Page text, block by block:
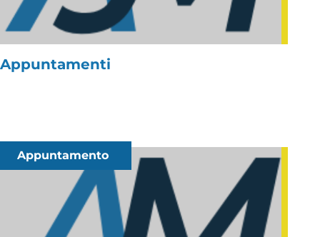
Appuntamenti
Appuntamento